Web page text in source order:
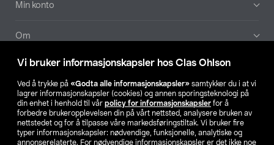
Vi bruker informasjonskapsler hos Clas Ohlson
Ved å trykke på «Godta alle informasjonskapsler» samtykker du i at vi
lagrer informasjonskapsler (cookies) og annen sporingsteknologi på
din enhet i henhold til vår policy for informasjonskapsler for å
forbedre brukeropplevelsen din på vårt nettsted, analysere bruken av
nettstedet og for å tilpasse våre markedsføringstiltak. Vi bruker fire
typer informasjonskapsler: nødvendige, funksjonelle, analytiske og
annonserelaterte. For nødvendige informasjonskapsler er det ikke noe
Min konto
Om
Aktuelt
Våre selskaper
Finn din butikk